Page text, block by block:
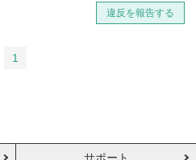
違反を報告する
1
サポート